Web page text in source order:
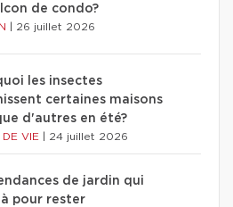
de condo?
26 juillet 2026
les insectes
certaines maisons
d'autres en été?
DE VIE 24 juillet 2026
de jardin qui
pour rester